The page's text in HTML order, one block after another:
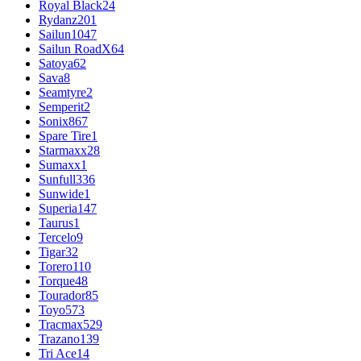
Royal Black24
Rydanz201
Sailun1047
Sailun RoadX64
Satoya62
Sava8
Seamtyre2
Semperit2
Sonix867
Spare Tire1
Starmaxx28
Sumaxx1
Sunfull336
Sunwide1
Superia147
Taurus1
Tercelo9
Tigar32
Torero110
Torque48
Tourador85
Toyo573
Tracmax529
Trazano139
Tri Ace14